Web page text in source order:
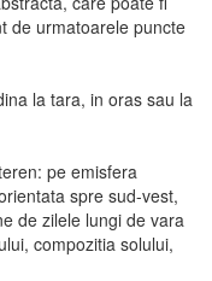
de urmatoarele puncte
la tara, in oras sau la
pe emisfera
spre sud-vest,
de zilele lungi de vara
compozitia solului,